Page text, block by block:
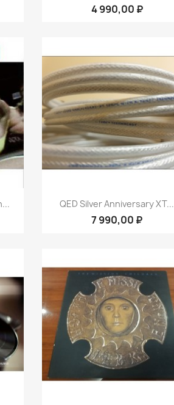
4 990,00 ₽
 Быстрый просмотр
QED Silver Anniversary XT...
7 990,00 ₽